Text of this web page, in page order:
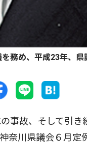
務め、平成23年、
事故、そして引き
奈川県議会６月定